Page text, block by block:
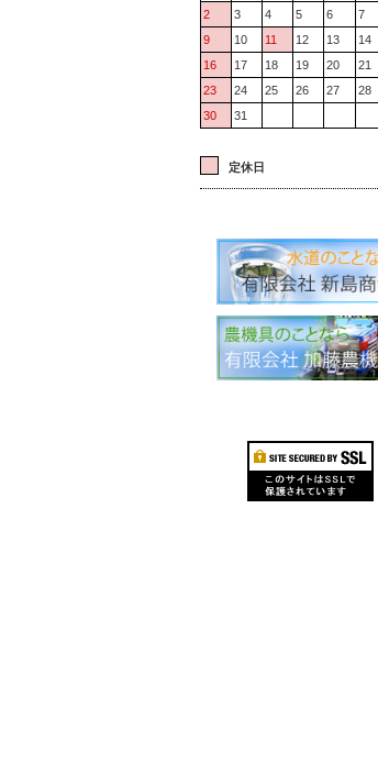
2
3 4 5 6 7
9
10 11 12 13 14
16
17 18 19 20 21
23
24 25 26 27 28
30
31
定休日